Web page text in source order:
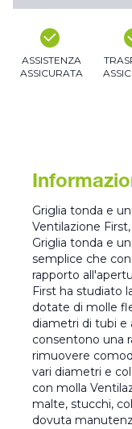
ASSISTENZA
ASSICURATA
Griglia tonda e
Ventilazione
Griglia tonda e
semplice che
rapporto
First ha studiato
dotate di molle
diametri di tubi e
consentono una
rimuovere
vari diametri e
con molla
malte, stucchi,
dovuta